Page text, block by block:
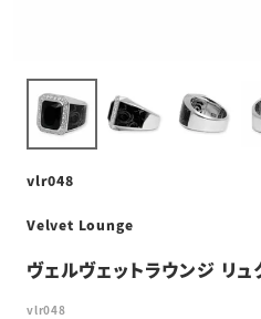
vlr048
Velvet Lounge
ヴェルヴェットラウンジ リ
vlr048